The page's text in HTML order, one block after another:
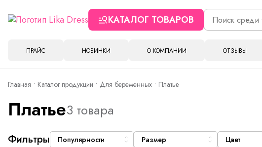
КАТАЛОГ ТОВАРОВ
ПРАЙС НОВИНКИ О КОМПАНИИ ОТЗЫВЫ
Главная Каталог продукции Для беременных Платье
Платье3 товара
Фильтры Популярности Размер Цвет